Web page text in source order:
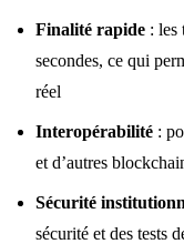
Finalité rapide : les
secondes, ce qui
réel
Interopérabilité :
et d’autres
Sécurité
sécurité et des tests